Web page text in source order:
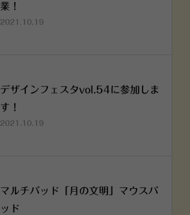
業！
2021.10.19
デザインフェスタvol.54に参加しま
す！
2021.10.19
マルチパッド「月の文明」マウスパ
ッド